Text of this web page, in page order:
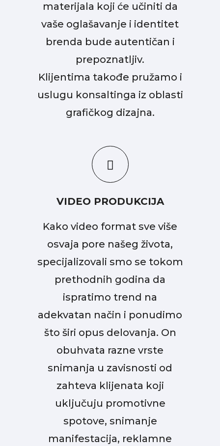
materijala koji će učiniti da
vaše oglašavanje i identitet
brenda bude autentičan i
prepoznatljiv.
Klijentima takođe pružamo i
uslugu konsaltinga iz oblasti
grafičkog dizajna.
VIDEO PRODUKCIJA
Kako video format sve više
osvaja pore našeg života,
specijalizovali smo se tokom
prethodnih godina da
ispratimo trend na
adekvatan način i ponudimo
što širi opus delovanja. On
obuhvata razne vrste
snimanja u zavisnosti od
zahteva klijenata koji
uključuju promotivne
spotove, snimanje
manifestacija, reklamne